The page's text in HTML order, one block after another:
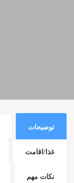
توضیحات
غذا/اقامت
نکات مهم